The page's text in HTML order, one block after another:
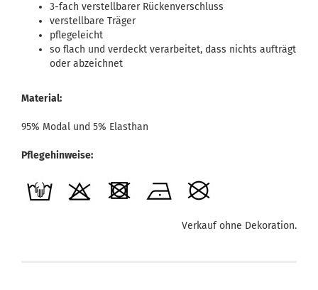
3-fach verstellbarer Rückenverschluss
verstellbare Träger
pflegeleicht
so flach und verdeckt verarbeitet, dass nichts aufträgt
oder abzeichnet
Material:
95% Modal und 5% Elasthan
Pflegehinweise:
Verkauf ohne Dekoration.